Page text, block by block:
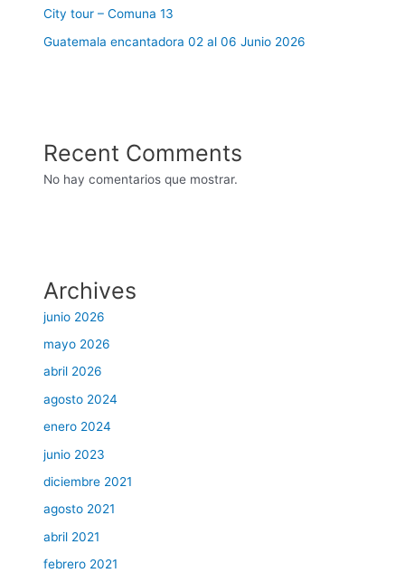
City tour – Comuna 13
Guatemala encantadora 02 al 06 Junio 2026
Recent Comments
No hay comentarios que mostrar.
Archives
junio 2026
mayo 2026
abril 2026
agosto 2024
enero 2024
junio 2023
diciembre 2021
agosto 2021
abril 2021
febrero 2021